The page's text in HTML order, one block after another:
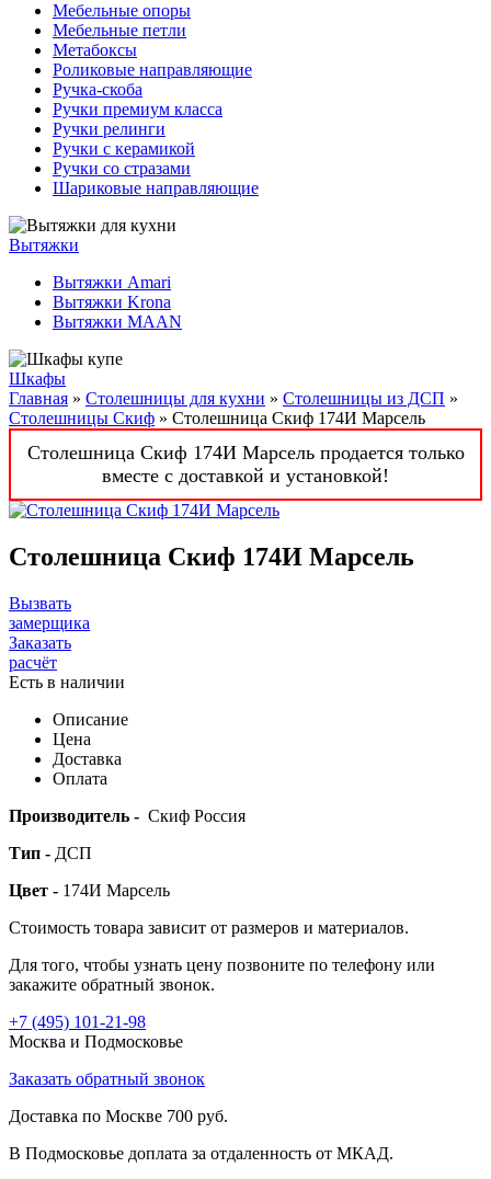
Мебельные опоры
Мебельные петли
Метабоксы
Роликовые направляющие
Ручка-скоба
Ручки премиум класса
Ручки релинги
Ручки с керамикой
Ручки со стразами
Шариковые направляющие
Вытяжки
Вытяжки Amari
Вытяжки Krona
Вытяжки MAAN
Шкафы
Главная » Столешницы для кухни » Столешницы из ДСП »
Столешницы Скиф » Столешница Скиф 174И Марсель
Столешница Скиф 174И Марсель продается только
вместе с доставкой и установкой!
Столешница Скиф 174И Марсель
Вызвать
замерщика
Заказать
расчёт
Есть в наличии
Описание
Цена
Доставка
Оплата
Производитель - Скиф Россия
Тип - ДСП
Цвет - 174И Марсель
Стоимость товара зависит от размеров и материалов.
Для того, чтобы узнать цену позвоните по телефону или
закажите обратный звонок.
+7 (495) 101-21-98
Москва и Подмосковье
Заказать обратный звонок
Доставка по Москве 700 руб.
В Подмосковье доплата за отдаленность от МКАД.